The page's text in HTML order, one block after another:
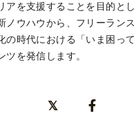
アを支援することを目的と
ノウハウから、フリーラン
の時代における「いま困っ
ツを発信します。